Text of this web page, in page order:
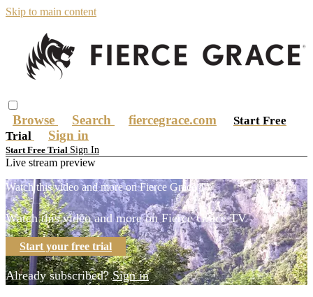
Skip to main content
Browse Search fiercegrace.com
Start Free
Trial
Sign in
Start Free Trial Sign In
Live stream preview
Watch this video and more on Fierce Grace TV
Watch this video and more on Fierce Grace TV
Start your free trial
Already subscribed?Sign in